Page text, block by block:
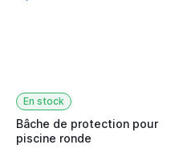
En stock
Bâche de protection pour
piscine ronde